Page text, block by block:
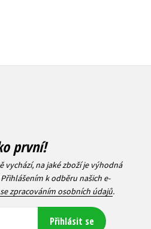
první!
vychází, na jaké zboží je výhodná
k odběru našich e-
zpracováním osobních údajů.
Přihlásit se